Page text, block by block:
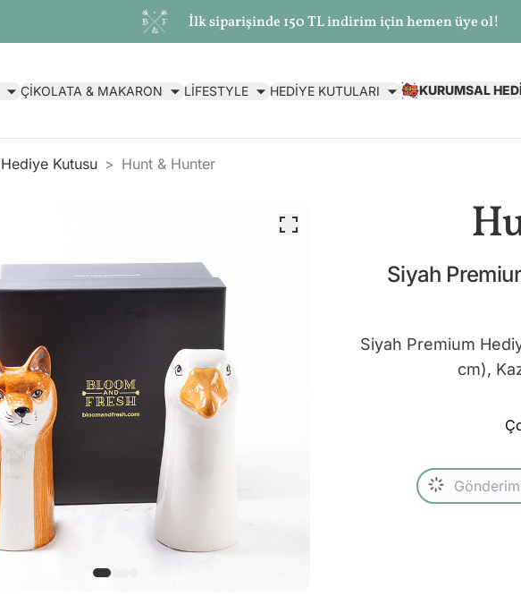
İlk siparişinde 150 TL indirim için hemen üye ol!
ÇİKOLATA & MAKARON LİFESTYLE HEDİYE KUTULARI KURUMSAL
Hediye Kutusu Hunt & Hunter
Siyah
Siyah Premium
cm),